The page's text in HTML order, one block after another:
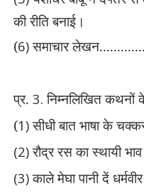
की रीति बनाई।
(6)समाचार
प्र. 3.निम्नलिखित कथनों
(1)सीधी बात भाषा के
(2)रौद्र रस का स्थायी
(3)काले मेघा पानी दें